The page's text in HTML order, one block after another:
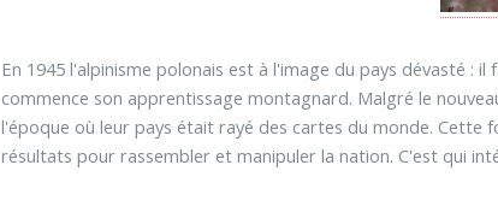
En 1945 l'alpinisme polonais est à l'image du pays dévasté :
commence son apprentissage montagnard. Malgré le
l'époque où leur pays était rayé des cartes du monde. Cette
résultats pour rassembler et manipuler la nation. C'est qui